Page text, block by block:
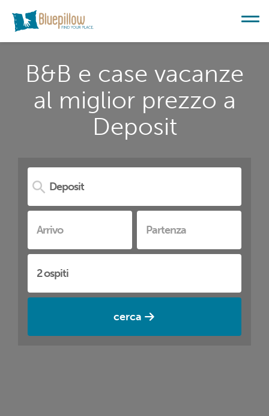
B&B e case vacanze
al miglior prezzo a
Deposit
cerca